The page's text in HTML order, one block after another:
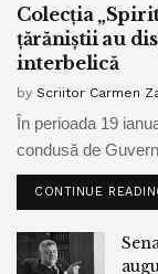
Colecția
țărăniștii au
interbelică
by Scriitor Carmen
În perioada 19
condusă de
CONTINUE